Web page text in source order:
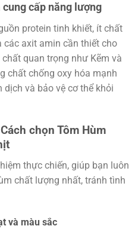
cấp năng lượng
protein tinh khiết, ít chất
các axit amin cần thiết cho
quan trọng như Kẽm và
chất chống oxy hóa mạnh
dịch và bảo vệ cơ thể khỏi
chọn Tôm Hùm
thực chiến, giúp bạn luôn
chất lượng nhất, tránh tình
và màu sắc